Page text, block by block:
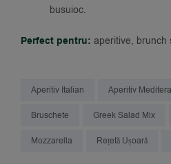
busuioc.
Perfect pentru: aperitive, brunch
Aperitiv Italian Aperitiv
Bruschete Greek Salad Mix
Mozzarella Rețetă Ușoară